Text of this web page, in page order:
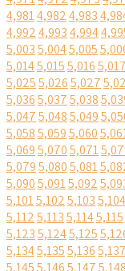
4,9814,9824,983
4,9924,9934,994
5,0035,0045,005
5,0145,0155,0165,017
5,0255,0265,027
5,0365,0375,038
5,0475,0485,049
5,0585,0595,060
5,0695,0705,071
5,0795,0805,081
5,0905,0915,092
5,1015,1025,1035,104
5,1125,1135,1145,115
5,1235,1245,125
5,1345,1355,1365,137